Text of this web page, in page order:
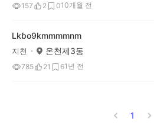
157 2 010개월 전
Lkɓo9kmmmmnm
지천 온천제3동
785 21 61년 전
1